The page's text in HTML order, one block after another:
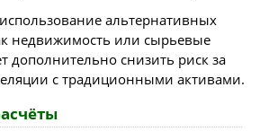
альтернативных
недвижимость или сырьевые
дополнительно снизить риск за
с традиционными активами.